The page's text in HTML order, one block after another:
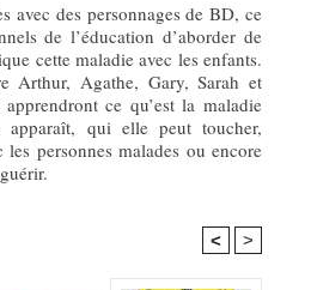
avec des personnages de BD, ce
de l’éducation d’aborder de
cette maladie avec les enfants.
Arthur, Agathe, Gary, Sarah et
ce qu’est la maladie
apparaît, qui elle peut toucher,
personnes malades ou encore
< >